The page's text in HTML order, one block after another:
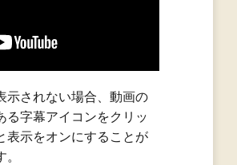
示されない場合、動画の
る字幕アイコンをクリッ
表示をオンにすることが